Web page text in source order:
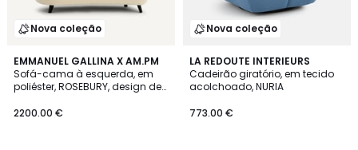
Nova coleção
EMMANUEL GALLINA X AM.PM
Sofá-cama à esquerda, em
poliéster, ROSEBURY, design de
2200.00 €
2
Cores
Nova coleção
LA REDOUTE INTERIEURS
Cadeirão giratório, em tecido
acolchoado, NURIA
773.00 €
3
Cores